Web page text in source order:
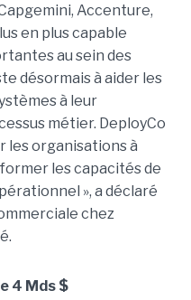
Accenture,
en plus capable
au sein des
désormais à aider les
à leur
métier. DeployCo
les organisations à
les capacités de
», a déclaré
chez
4 Mds $